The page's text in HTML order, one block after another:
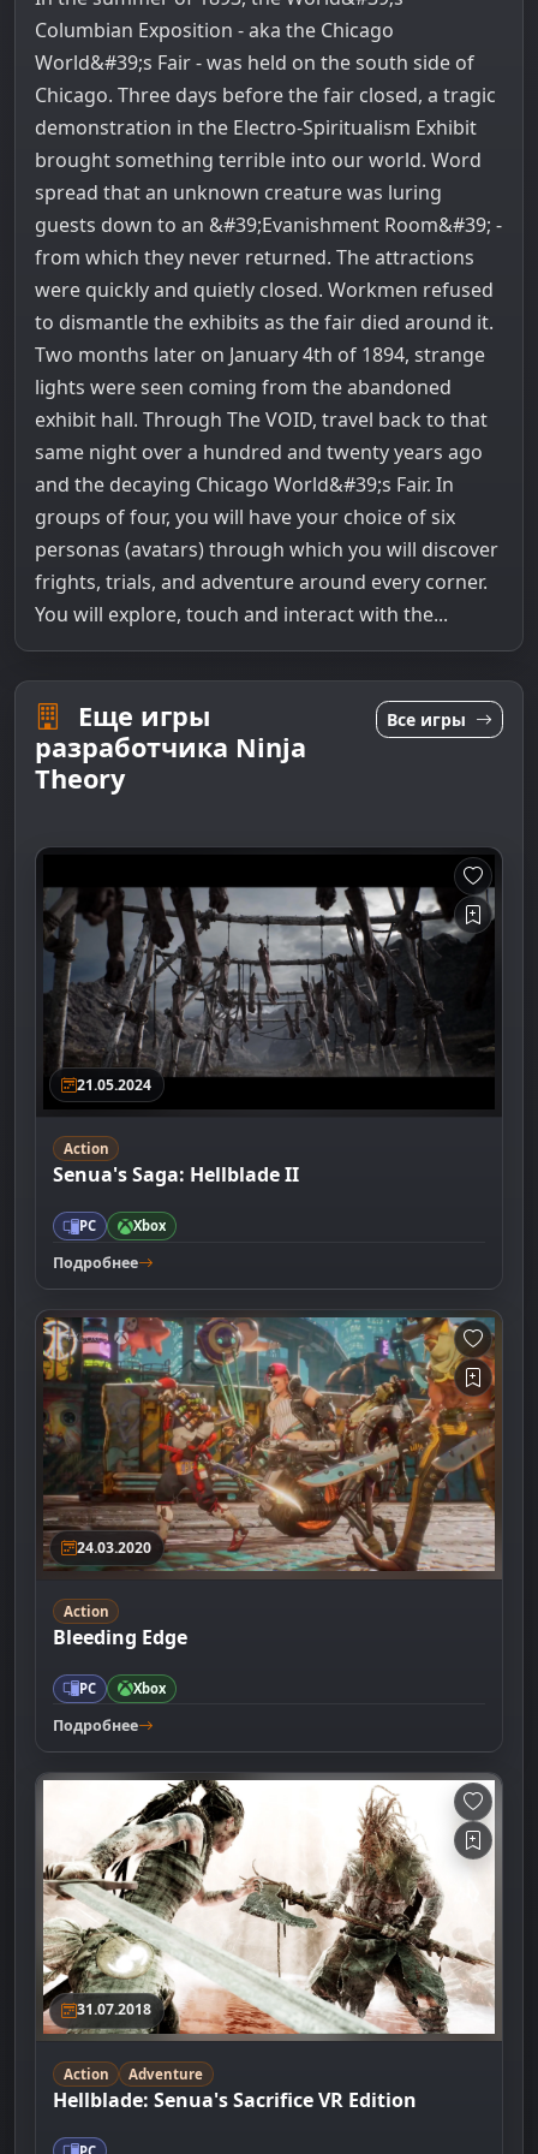
Columbian Exposition - aka the Chicago
World&#39;s Fair - was held on the south side of
Chicago. Three days before the fair closed, a tragic
demonstration in the Electro-Spiritualism Exhibit
brought something terrible into our world. Word
spread that an unknown creature was luring
guests down to an &#39;Evanishment Room&#39; -
from which they never returned. The attractions
were quickly and quietly closed. Workmen refused
to dismantle the exhibits as the fair died around it.
Two months later on January 4th of 1894, strange
lights were seen coming from the abandoned
exhibit hall. Through The VOID, travel back to that
same night over a hundred and twenty years ago
and the decaying Chicago World&#39;s Fair. In
groups of four, you will have your choice of six
personas (avatars) through which you will discover
frights, trials, and adventure around every corner.
You will explore, touch and interact with the...
Еще игры
разработчика Ninja
Theory
Все игры
21.05.2024
Action
Senua's Saga: Hellblade II
PC Xbox
Подробнее
24.03.2020
Action
Bleeding Edge
PC Xbox
Подробнее
31.07.2018
Action Adventure
Hellblade: Senua's Sacrifice VR Edition
PC